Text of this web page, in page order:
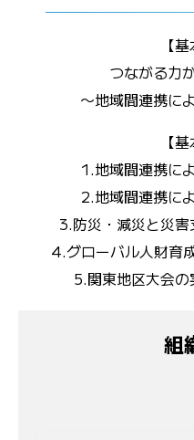
【
つながる力
〜地域間連携に
【
1.地域間連携に
2.地域間連携に
3.防災・減災と災
4.グローバル人財育
5.関東地区大会
組